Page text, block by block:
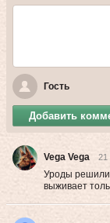
Гость
Добавить
Vega Vega 21
Уроды решили
выживает